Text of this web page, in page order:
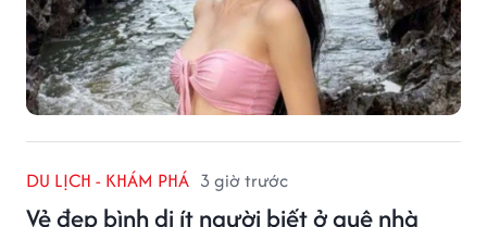
DU LỊCH - KHÁM PHÁ 3 giờ trước
Vẻ đẹp bình dị ít người biết ở quê nhà